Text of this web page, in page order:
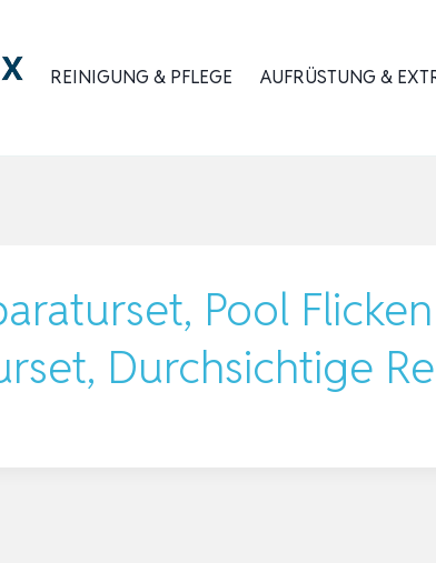
REINIGUNG & PFLEGE AUFRÜSTUNG &
Pool
Durchsichtige